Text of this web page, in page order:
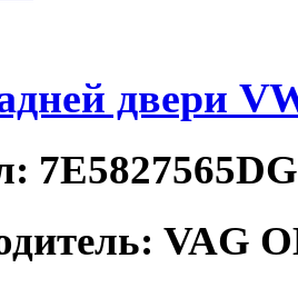
двери
VAG